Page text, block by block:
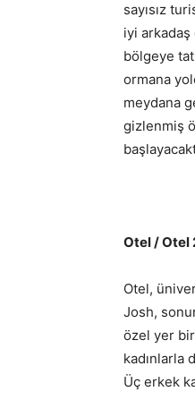
sayısız
iyi arkadaş
bölgeye
ormana
meydana
gizlenmiş
Otel / Otel
Otel,
Josh,
özel yer bir
kadınlarla
Üç erkek